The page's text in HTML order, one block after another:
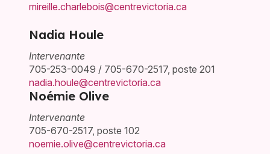
mireille.charlebois@centrevictoria.ca
Nadia Houle
Intervenante
705-253-0049 / 705-670-2517, poste 201
nadia.houle@centrevictoria.ca
Noémie Olive
Intervenante
705-670-2517, poste 102
noemie.olive@centrevictoria.ca